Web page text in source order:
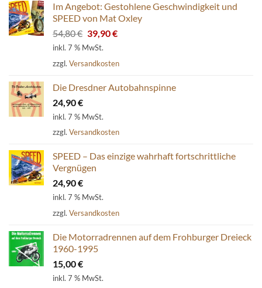
Im Angebot: Gestohlene Geschwindigkeit und
SPEED von Mat Oxley
54,80€ Ursprünglicher
Preis
54,80 €
39,90€Aktueller
39,90 €.
inkl. 7 % MwSt.
zzgl. Versandkosten
Die Dresdner Autobahnspinne
24,90€
inkl. 7 % MwSt.
zzgl. Versandkosten
SPEED – Das einzige wahrhaft fortschrittliche
Vergnügen
24,90€
inkl. 7 % MwSt.
zzgl. Versandkosten
Die Motorradrennen auf dem Frohburger Dreieck
1960-1995
15,00€
inkl. 7 % MwSt.